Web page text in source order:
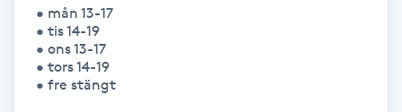
Hyperhidros
Hypnos
• mån 13-17
• tis 14-19
• ons 13-17
• tors 14-19
• fre stängt